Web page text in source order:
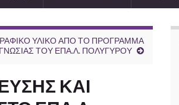
ΥΛΙΚΟ ΑΠΟ ΤΟ ΠΡΟΓΡΑΜΜΑ
ΤΟΥ ΕΠΑ.Λ. ΠΟΛΥΓΥΡΟΥ
ΚΑΙ